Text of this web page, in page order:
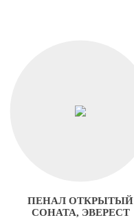
ПЕНАЛ ОТКРЫТЫЙ
СОНАТА, ЭВЕРЕСТ